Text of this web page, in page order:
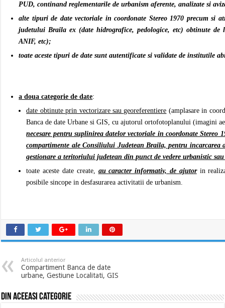
PUD, continand reglementarile de urbanism aferente, analizate si
alte tipuri de date vectoriale in coordonate Stereo 1970 precum si
judetului Braila ex (date hidrografice, pedologice, etc) obtinute
ANIF, etc);
toate aceste tipuri de date sunt autentificate si validate de institutile
a doua categorie de date:
date obtinute prin vectorizare sau georeferentiere (amplasare in
Banca de date Urbane si GIS, cu ajutorul ortofotoplanului (imagini
necesare pentru suplinirea datelor vectoriale in coordonate
compartimente ale Consiliului Judetean Braila, pentru incarcarea
gestionare a teritoriului judetean din punct de vedere urbanistic
toate aceste date create, au caracter informativ, de ajutorin
posibile sincope in desfasurarea activitatii de urbanism.
Articolul anterior
Compartiment Banca de date
urbane, Gestiune Localitati, GIS
Din aceeasi categorie